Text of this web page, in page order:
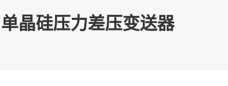
单晶硅压力差压变送器